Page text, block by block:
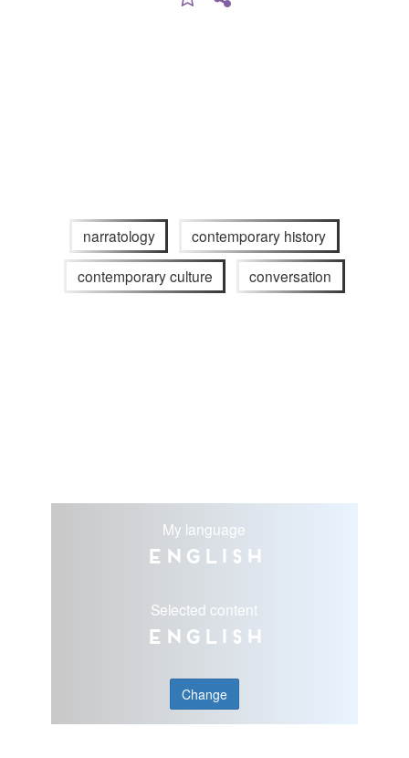
narratology contemporary history
contemporary culture conversation
My language
English
Selected content
English
Change